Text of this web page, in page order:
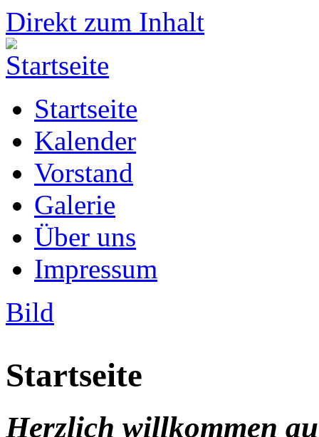
Direkt zum Inhalt
Startseite
Kalender
Vorstand
Galerie
Über uns
Impressum
Bild
Startseite
Herzlich willkommen